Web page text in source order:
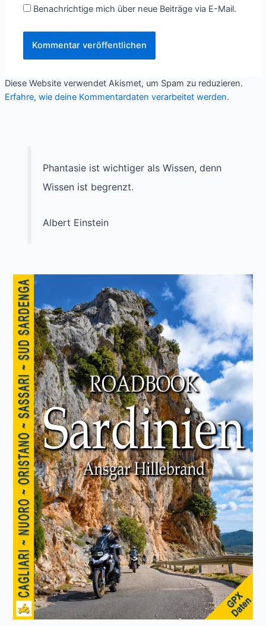
Benachrichtige mich über neue Beiträge via E-Mail.
Diese Website verwendet Akismet, um Spam zu reduzieren.
Erfahre, wie deine Kommentardaten verarbeitet werden.
Phantasie ist wichtiger als Wissen, denn
Wissen ist begrenzt.
Albert Einstein